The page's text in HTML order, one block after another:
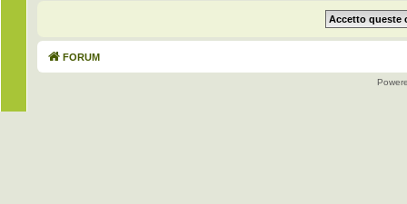
FORUM